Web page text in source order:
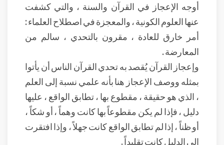
أوجه الإعجاز في القرآن والسنة ، والتي كشفت
عنها العلوم الكونية ، والمعجزة في اصطلاح العلماء :
أمر خارق للعادة ، مقرون بالتحدي ، سالم من
المعارضة .
وإعجاز القرآن يُقصد به تحدي القرآن الناس أن يأتوا
بمثله ووصف الإعجاز هنا بأنه علمي نسبة إلى العلم
، الذي هو حقيقة ، مقطوع بها ، تطابق الواقع ، عليها
دليل ، فإذا لم يكن مقطوعاً بها كانت وهماً ، أو شكاً ،
أو ظناً ، إذا لم تطابق الواقع كانت جهلاً ، وإذا افتقرت
إلى الدليل كانت تقليداً .